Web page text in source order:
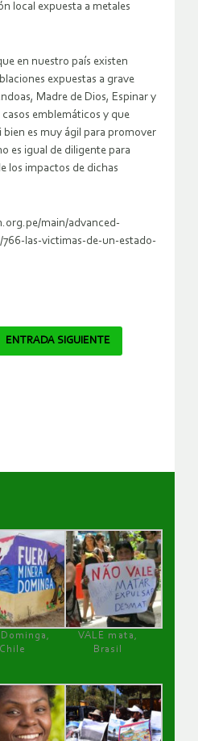
local expuesta a metales
en nuestro país existen
expuestas a grave
Madre de Dios, Espinar y
emblemáticos y que
bien es muy ágil para promover
es igual de diligente para
los impactos de dichas
main/advanced-
las-victimas-de-un-estado-
ENTRADA SIGUIENTE
Chile
VALE mata,
Brasil